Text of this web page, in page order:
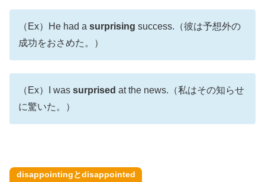
（Ex）He had a surprising success.（彼は予想外の
成功をおさめた。）
（Ex）I was surprised at the news.（私はその知らせ
に驚いた。）
disappointingとdisappointed